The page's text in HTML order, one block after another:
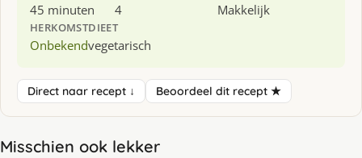
45 minuten 4 Makkelijk
HERKOMST
Onbekend
DIEET
vegetarisch
Direct naar recept ↓ Beoordeel dit recept ★
Misschien ook lekker